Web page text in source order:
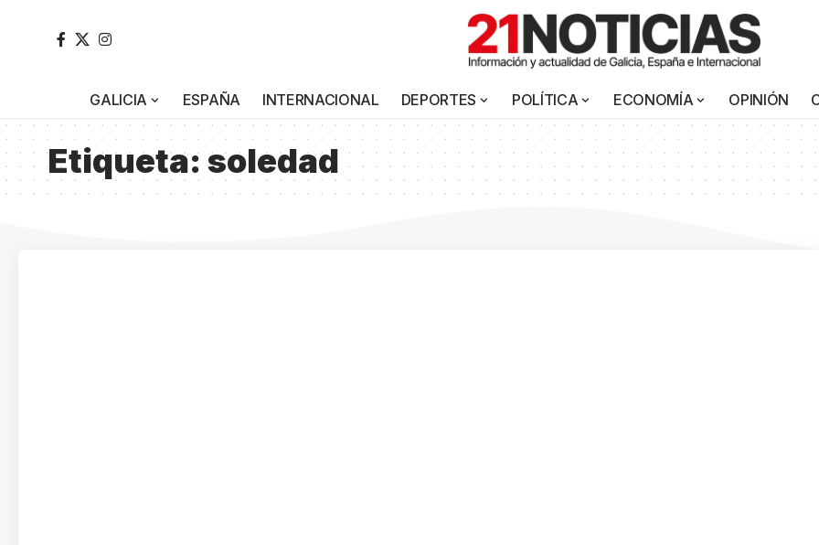
GALICIA ESPAÑA INTERNACIONAL DEPORTES POLÍTICA ECONOMÍA OPINIÓN
Etiqueta: soledad